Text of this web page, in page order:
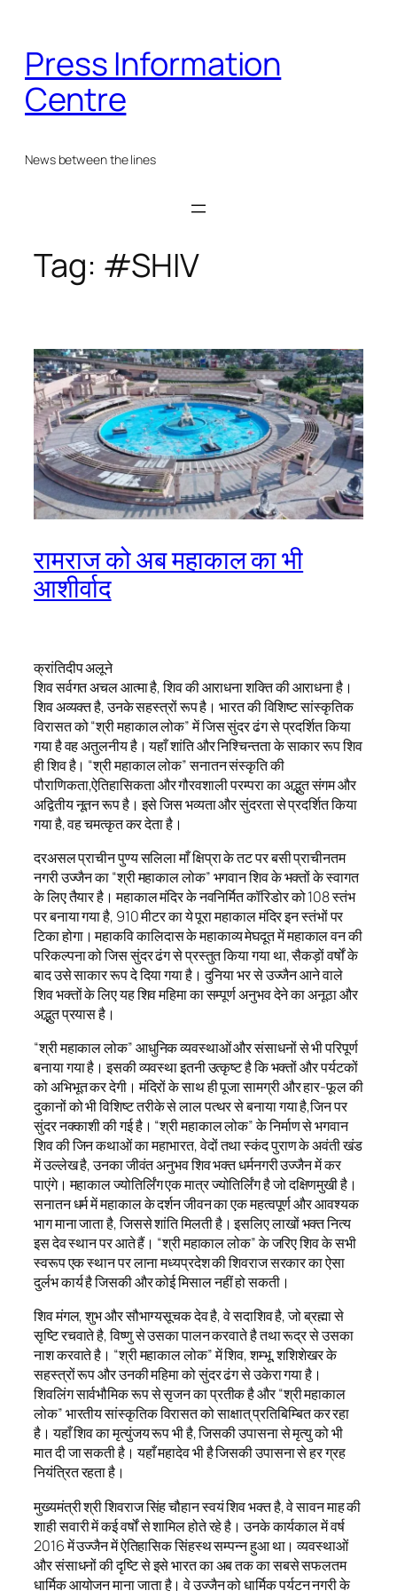
content
Press Information
Centre
News between the lines
Tag: #SHIV
रामराज को अब महाकाल का भी
आशीर्वाद
क्रांतिदीप अलूने
शिव सर्वगत अचल आत्मा है, शिव की आराधना शक्ति की आराधना है।
शिव अव्यक्त है, उनके सहस्त्रों रूप है। भारत की विशिष्ट सांस्कृतिक
विरासत को “श्री महाकाल लोक” में जिस सुंदर ढंग से प्रदर्शित किया
गया है वह अतुलनीय है। यहाँ शांति और निश्चिन्तता के साकार रूप शिव
ही शिव है। “श्री महाकाल लोक” सनातन संस्कृति की
पौराणिकता,ऐतिहासिकता और गौरवशाली परम्परा का अद्भुत संगम और
अद्वितीय नूतन रूप है। इसे जिस भव्यता और सुंदरता से प्रदर्शित किया
गया है, वह चमत्कृत कर देता है।
दरअसल प्राचीन पुण्य सलिला माँ क्षिप्रा के तट पर बसी प्राचीनतम
नगरी उज्जैन का “श्री महाकाल लोक” भगवान शिव के भक्तों के स्वागत
के लिए तैयार है। महाकाल मंदिर के नवनिर्मित कॉरिडोर को 108 स्तंभ
पर बनाया गया है, 910 मीटर का ये पूरा महाकाल मंदिर इन स्तंभों पर
टिका होगा। महाकवि कालिदास के महाकाव्य मेघदूत में महाकाल वन की
परिकल्पना को जिस सुंदर ढंग से प्रस्तुत किया गया था, सैकड़ों वर्षों के
बाद उसे साकार रूप दे दिया गया है। दुनिया भर से उज्जैन आने वाले
शिव भक्तों के लिए यह शिव महिमा का सम्पूर्ण अनुभव देने का अनूठा और
अद्भुत प्रयास है।
“श्री महाकाल लोक” आधुनिक व्यवस्थाओं और संसाधनों से भी परिपूर्ण
बनाया गया है। इसकी व्यवस्था इतनी उत्कृष्ट है कि भक्तों और पर्यटकों
को अभिभूत कर देगी। मंदिरों के साथ ही पूजा सामग्री और हार-फूल की
दुकानों को भी विशिष्ट तरीके से लाल पत्थर से बनाया गया है,जिन पर
सुंदर नक्काशी की गई है। “श्री महाकाल लोक” के निर्माण से भगवान
शिव की जिन कथाओं का महाभारत, वेदों तथा स्कंद पुराण के अवंती खंड
में उल्लेख है, उनका जीवंत अनुभव शिव भक्त धर्मनगरी उज्जैन में कर
पाएंगे। महाकाल ज्योतिर्लिंग एक मात्र ज्योतिर्लिंग है जो दक्षिणमुखी है।
सनातन धर्म में महाकाल के दर्शन जीवन का एक महत्वपूर्ण और आवश्यक
भाग माना जाता है, जिससे शांति मिलती है। इसलिए लाखों भक्त नित्य
इस देव स्थान पर आते हैं। “श्री महाकाल लोक” के जरिए शिव के सभी
स्वरूप एक स्थान पर लाना मध्यप्रदेश की शिवराज सरकार का ऐसा
दुर्लभ कार्य है जिसकी और कोई मिसाल नहीं हो सकती।
शिव मंगल, शुभ और सौभाग्यसूचक देव है, वे सदाशिव है, जो ब्रह्मा से
सृष्टि रचवाते है, विष्णु से उसका पालन करवाते है तथा रूद्र से उसका
नाश करवाते है। “श्री महाकाल लोक” में शिव, शम्भू, शशिशेखर के
सहस्त्रों रूप और उनकी महिमा को सुंदर ढंग से उकेरा गया है।
शिवलिंग सार्वभौमिक रूप से सृजन का प्रतीक है और “श्री महाकाल
लोक” भारतीय सांस्कृतिक विरासत को साक्षात् प्रतिबिम्बित कर रहा
है। यहाँ शिव का मृत्युंजय रूप भी है, जिसकी उपासना से मृत्यु को भी
मात दी जा सकती है। यहाँ महादेव भी है जिसकी उपासना से हर ग्रह
नियंत्रित रहता है।
मुख्यमंत्री श्री शिवराज सिंह चौहान स्वयं शिव भक्त है, वे सावन माह की
शाही सवारी में कई वर्षों से शामिल होते रहे है। उनके कार्यकाल में वर्ष
2016 में उज्जैन में ऐतिहासिक सिंहस्थ सम्पन्न हुआ था। व्यवस्थाओं
और संसाधनों की दृष्टि से इसे भारत का अब तक का सबसे सफलतम
धार्मिक आयोजन माना जाता है। वे उज्जैन को धार्मिक पर्यटन नगरी के